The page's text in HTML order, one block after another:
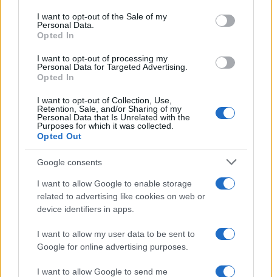
consent section.
I want to opt-out of the Sale of my
Personal Data.
Opted In
I want to opt-out of processing my
Personal Data for Targeted Advertising.
Opted In
I want to opt-out of Collection, Use,
Retention, Sale, and/or Sharing of my
Personal Data that Is Unrelated with the
Purposes for which it was collected.
Opted Out
Google consents
I want to allow Google to enable storage
related to advertising like cookies on web or
device identifiers in apps.
I want to allow my user data to be sent to
Google for online advertising purposes.
I want to allow Google to send me